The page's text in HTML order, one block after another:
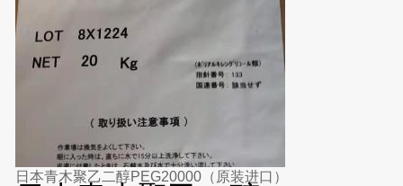
日本青木聚乙二醇PEG20000（原装进口）